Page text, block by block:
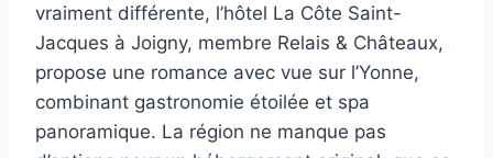
vraiment différente, l’hôtel La Côte Saint-
Jacques à Joigny, membre Relais & Châteaux,
propose une romance avec vue sur l’Yonne,
combinant gastronomie étoilée et spa
panoramique. La région ne manque pas